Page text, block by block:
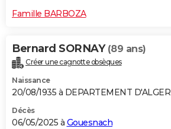
Famille BARBOZA
Bernard SORNAY (89 ans)
Créer une cagnotte obsèques
Naissance
20/08/1935 à DEPARTEMENT D'ALGER
Décès
06/05/2025 à Gouesnach